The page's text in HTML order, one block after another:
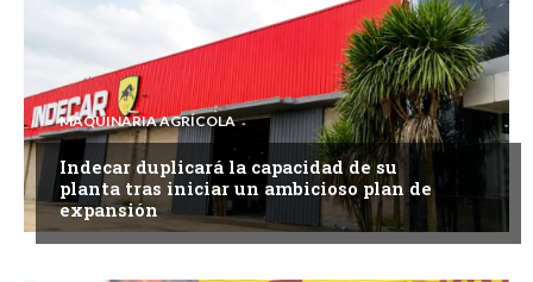
MAQUINARIA AGRÍCOLA
Indecar duplicará la capacidad de su
planta tras iniciar un ambicioso plan de
expansión